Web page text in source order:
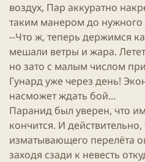
воздух, Пар аккуратно
таким манером до нужного
--Что ж, теперь держимся
мешали ветры и жара.
но зато с малым числом
Гунард уже через день!
насможет ждать бой...
Паранид был уверен, что
кончится. И
изматывающего перелёта
заходя сзади к невесть